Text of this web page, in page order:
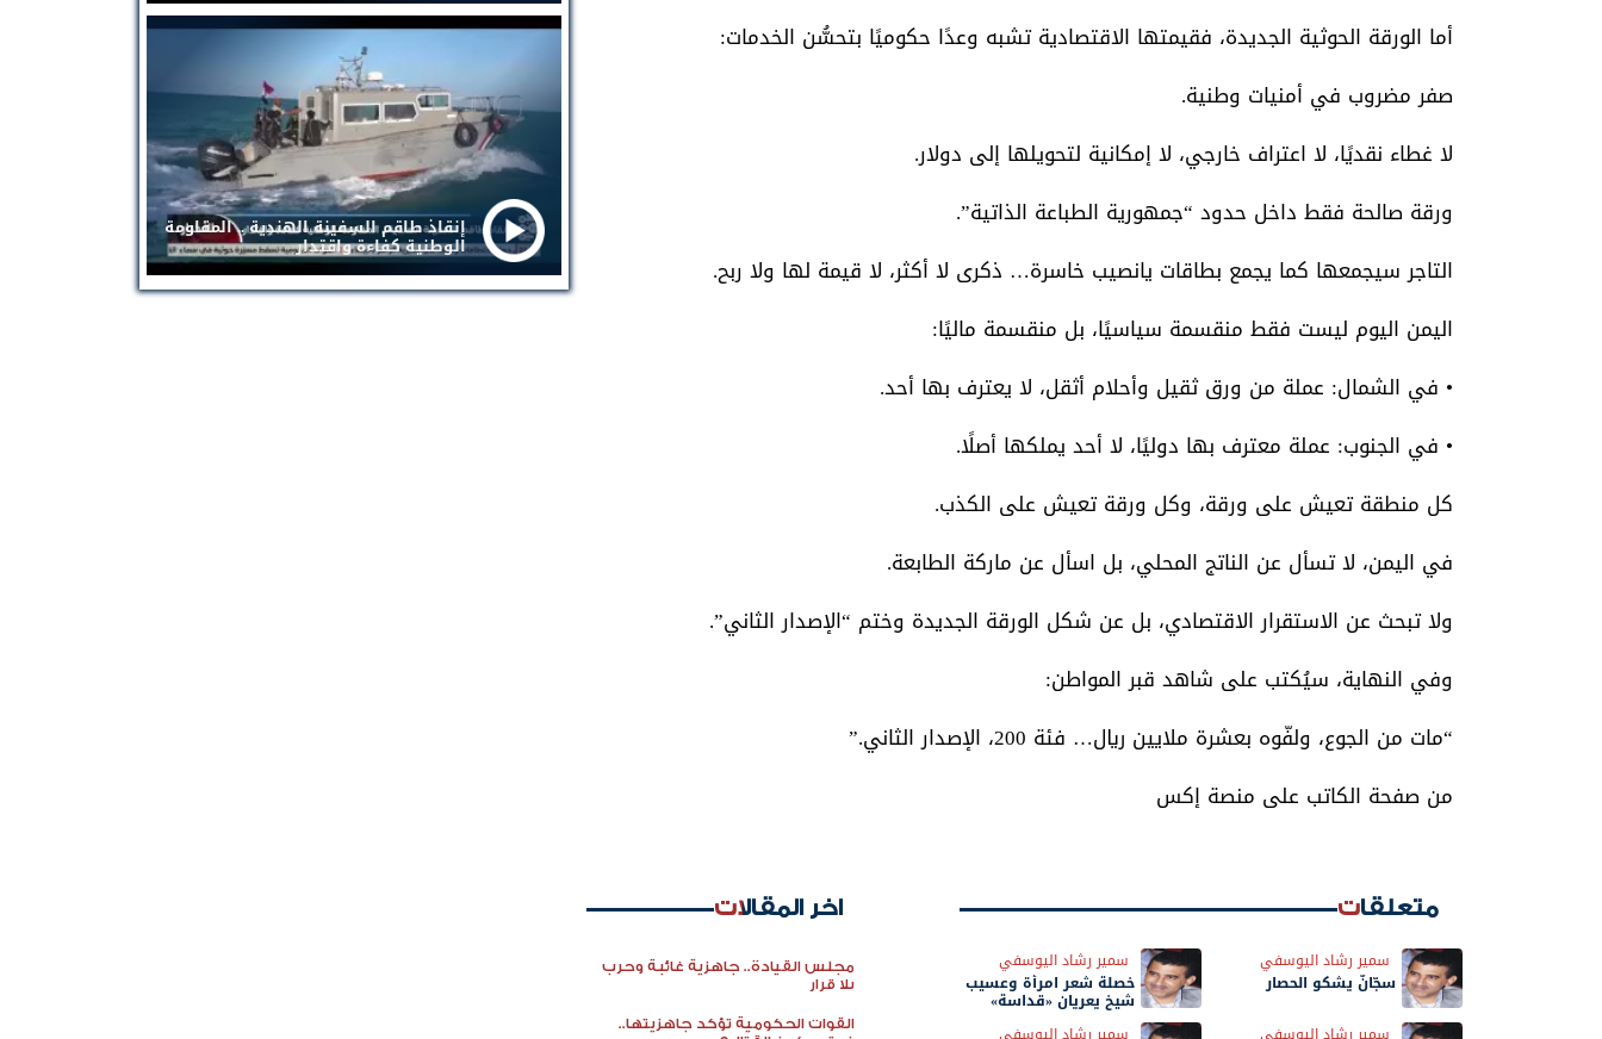
أما الورقة الحوثية الجديدة، فقيمتها الاقتصادية تشبه وعدًا حكوميًا بتحسُّن الخدمات:
صفر مضروب في أمنيات وطنية.
لا غطاء نقديًا، لا اعتراف خارجي، لا إمكانية لتحويلها إلى دولار.
ورقة صالحة فقط داخل حدود “جمهورية الطباعة الذاتية”.
التاجر سيجمعها كما يجمع بطاقات يانصيب خاسرة… ذكرى لا أكثر، لا قيمة لها ولا ربح.
اليمن اليوم ليست فقط منقسمة سياسيًا، بل منقسمة ماليًا:
• في الشمال: عملة من ورق ثقيل وأحلام أثقل، لا يعترف بها أحد.
• في الجنوب: عملة معترف بها دوليًا، لا أحد يملكها أصلًا.
كل منطقة تعيش على ورقة، وكل ورقة تعيش على الكذب.
في اليمن، لا تسأل عن الناتج المحلي، بل اسأل عن ماركة الطابعة.
ولا تبحث عن الاستقرار الاقتصادي، بل عن شكل الورقة الجديدة وختم “الإصدار الثاني”.
وفي النهاية، سيُكتب على شاهد قبر المواطن:
“مات من الجوع، ولفّوه بعشرة ملايين ريال… فئة 200، الإصدار الثاني.”
من صفحة الكاتب على منصة إكس
متعلقات
سمير رشاد اليوسفي
سجّانٌ يشكو الحصار
سمير رشاد اليوسفي
خصلة شعر امرأة وعسيب
شيخ يعريان «قداسة»
الكهنوت
اخر المقالات
مجلس القيادة.. جاهزية غائبة وحرب
بلا قرار
القوات الحكومية تؤكد جاهزيتها..
إنقاذ طاقم السفينة الهندية .. المقاومة
الوطنية كفاءة واقتدار